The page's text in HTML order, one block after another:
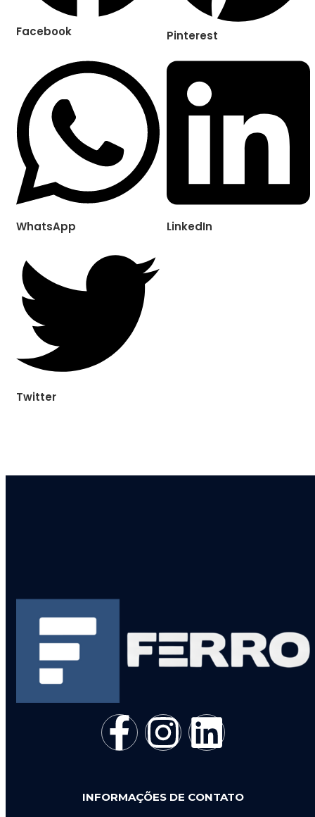
Facebook Pinterest
WhatsApp LinkedIn
Twitter
INFORMAÇÕES DE CONTATO